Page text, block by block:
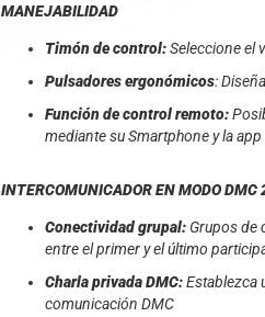
MANEJABILIDAD
Timón de control:Seleccione el
Pulsadores ergonómicos:
Función de control remoto:
mediante su Smartphone y la
INTERCOMUNICADOR EN MODO DMC
Conectividad grupal: Grupos de
entre el primer y el último
Charla privada DMC:Establezca
comunicación DMC